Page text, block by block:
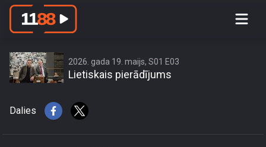
access this content due to your
location or other restrictions set by
country is US and IP address is
216.73.216.223
2026. gada 19. maijs, S01 E03
Lietiskais pierādījums
Dalies